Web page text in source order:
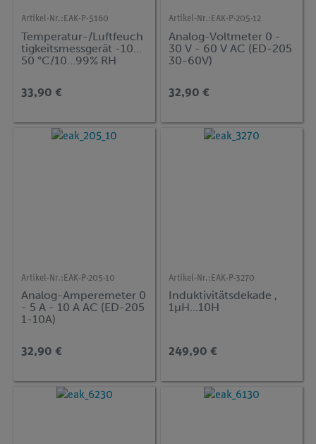
Artikel-Nr.: EAK-P-5160
Temperatur-/Luftfeuch
tigkeitsmessgerät -10…
50 °C/10…99% RH
33,90 €
Artikel-Nr.: EAK-P-205-12
Analog-Voltmeter 0 -
30 V - 60 V AC (ED-205
30-60V)
32,90 €
Artikel-Nr.: EAK-P-205-10
Analog-Amperemeter 0
- 5 A - 10 A AC (ED-205
1-10A)
32,90 €
Artikel-Nr.: EAK-P-3270
Induktivitätsdekade ,
1µH...10H
249,90 €